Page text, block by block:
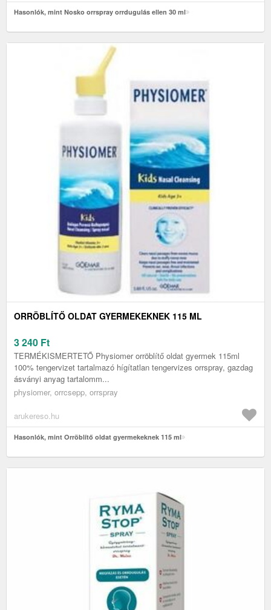
Hasonlók, mint Nosko orrspray orrdugulás ellen 30 ml
ORRÖBLÍTŐ OLDAT GYERMEKEKNEK 115 ML
3 240 Ft
TERMÉKISMERTETŐ Physiomer orröblítő oldat gyermek 115ml
100% tengervizet tartalmazó hígítatlan tengervizes orrspray, gazdag
ásványi anyag tartalomm...
physiomer, orrcsepp, orrspray
arukereso.hu
Hasonlók, mint Orröblítő oldat gyermekeknek 115 ml